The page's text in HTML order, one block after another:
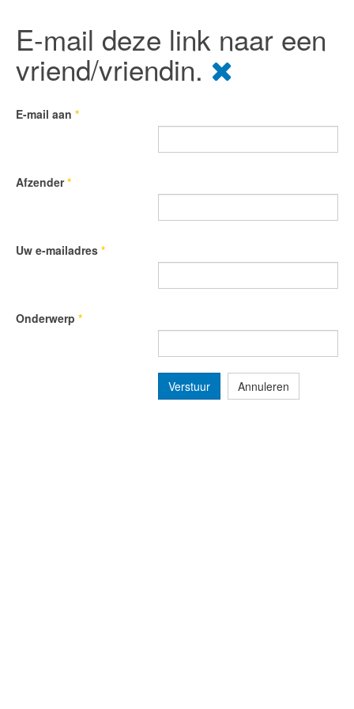
E-mail deze link naar een
vriend/vriendin.
E-mail aan *
Afzender*
Uw e-mailadres *
Onderwerp *
Verstuur Annuleren